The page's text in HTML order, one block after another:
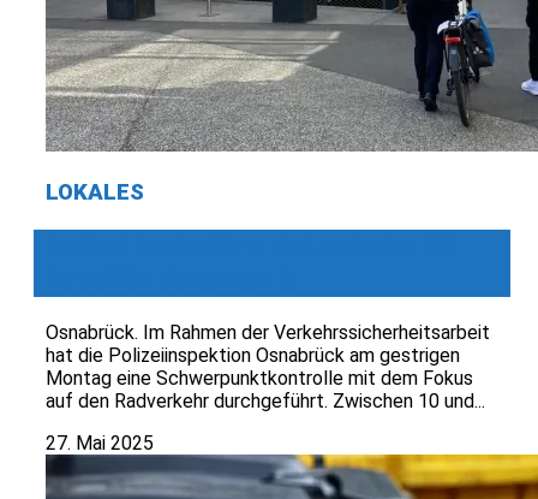
LOKALES
Osnabrück. Im Rahmen der Verkehrssicherheitsarbeit
hat die Polizeiinspektion Osnabrück am gestrigen
Montag eine Schwerpunktkontrolle mit dem Fokus
auf den Radverkehr durchgeführt. Zwischen 10 und...
27. Mai 2025